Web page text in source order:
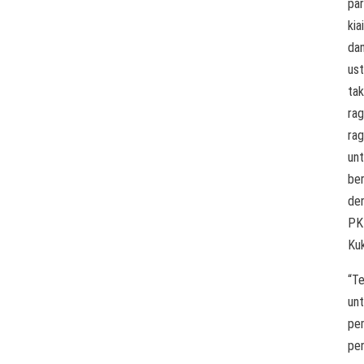
kiai
tak